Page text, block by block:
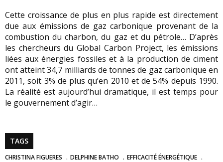
Cette croissance de plus en plus rapide est directement
due aux émissions de gaz carbonique provenant de la
combustion du charbon, du gaz et du pétrole… D’après
les chercheurs du Global Carbon Project, les émissions
liées aux énergies fossiles et à la production de ciment
ont atteint 34,7 milliards de tonnes de gaz carbonique en
2011, soit 3% de plus qu’en 2010 et de 54% depuis 1990.
La réalité est aujourd’hui dramatique, il est temps pour
le gouvernement d’agir…
TAGS
CHRISTINA FIGUERES DELPHINE BATHO
EFFICACITÉ ÉNERGÉTIQUE